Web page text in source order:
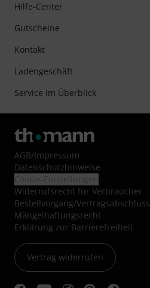
Hilfe-Center
Gutscheine
Kontakt
Ladengeschäft
Service im Überblick
AGB/Impressum
Datenschutzhinweise
Widerrufsrecht für Verbraucher
Bestellvorgang/Vertragsabschluss
Mängelhaftungsrecht
Erklärung zur Barrierefreiheit
Vertrag widerrufen